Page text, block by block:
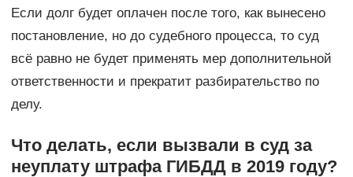
Если долг будет оплачен после того, как вынесено
постановление, но до судебного процесса, то суд
всё равно не будет применять мер дополнительной
ответственности и прекратит разбирательство по
делу.
Что делать, если вызвали в суд за
неуплату штрафа ГИБДД в 2019 году?